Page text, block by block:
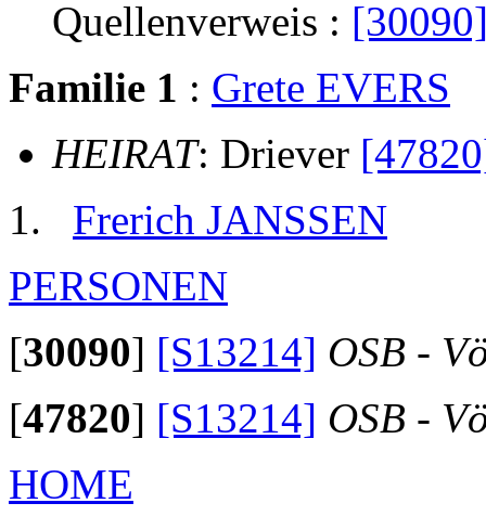
Quellenverweis :
Familie 1 : Grete EVERS
HEIRAT: Driever
Frerich JANSSEN
PERSONEN
[30090] [S13214] OSB -
[47820] [S13214] OSB -
HOME